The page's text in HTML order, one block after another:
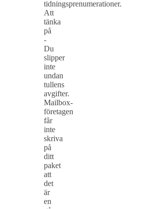
tidningsprenumerationer.
Att
tänka
på
-
Du
slipper
inte
undan
tullens
avgifter.
Mailbox-
företagen
får
inte
skriva
på
ditt
paket
att
det
är
en